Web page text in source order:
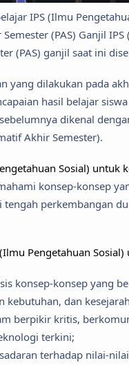
IPS (Ilmu
(PAS) Ganjil
(PAS) ganjil saat ini
yang dilakukan pada
hasil belajar
dikenal
Akhir Semester).
Sosial) untuk
konsep-konsep
perkembangan
Pengetahuan
konsep-konsep yang
kebutuhan, dan
berpikir kritis,
terkini;
terhadap nilai-